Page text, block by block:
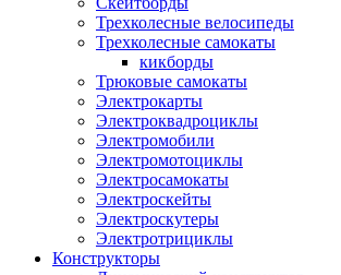
Трехколесные велосипеды
Трехколесные самокаты
кикборды
Трюковые самокаты
Электрокарты
Электроквадроциклы
Электромобили
Электромотоциклы
Электросамокаты
Электроскейты
Электроскутеры
Электротрициклы
Конструкторы